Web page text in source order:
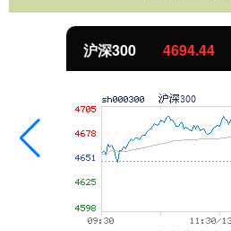
北证50 1134.24